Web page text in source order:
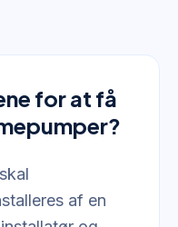
for at få
af en